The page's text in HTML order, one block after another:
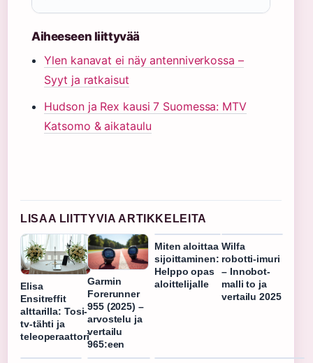
Aiheeseen liittyvää
Ylen kanavat ei näy antenniverkossa –
Syyt ja ratkaisut
Hudson ja Rex kausi 7 Suomessa: MTV
Katsomo & aikataulu
LISAA LIITTYVIA ARTIKKELEITA
Elisa
Ensitreffit
alttarilla: Tosi-
tv-tähti ja
teleoperaattori
Garmin
Forerunner
955 (2025) –
arvostelu ja
vertailu
965:een
Miten aloittaa
sijoittaminen:
Helppo opas
aloittelijalle
Wilfa
robotti-imuri
– Innobot-
malli to ja
vertailu 2025